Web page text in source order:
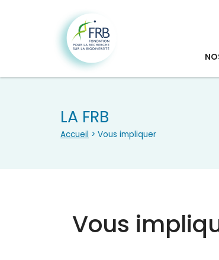
LA FRB
Accueil > Vous impliquer
Vous